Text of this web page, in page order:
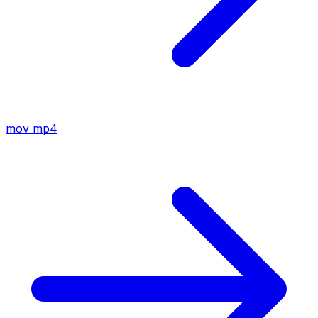
mov mp4